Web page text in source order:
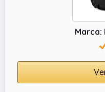
mientras disfruta